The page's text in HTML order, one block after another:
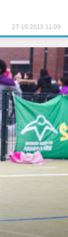
27-10-2015 11:09